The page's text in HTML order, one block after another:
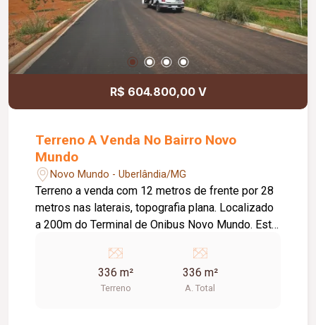
R$ 604.800,00 V
Terreno A Venda No Bairro Novo
Mundo
Novo Mundo - Uberlândia/MG
Terreno a venda com 12 metros de frente por 28
metros nas laterais, topografia plana. Localizado
a 200m do Terminal de Onibus Novo Mundo. Este
420 metros e tambem esta a venda.
336 m²
Terreno
336 m²
A. Total